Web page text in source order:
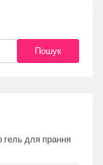
Пошук
гель для прання